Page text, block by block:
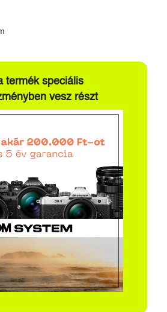
termék speciális
vesz részt